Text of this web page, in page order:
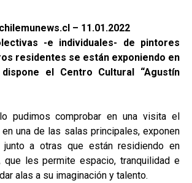
– 11.01.2022
-e individuales- de pintores
residentes se están exponiendo en
el Centro Cultural “Agustín
pudimos comprobar en una visita el
una de las salas principales, exponen
a otras que están residiendo en
que les permite espacio, tranquilidad e
alas a su imaginación y talento.